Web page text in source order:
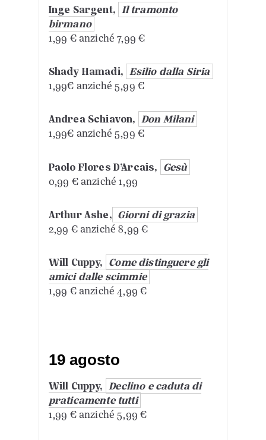
Inge Sargent, Il tramonto
birmano
1,99 € anziché 7,99 €
Shady Hamadi, Esilio dalla Siria
1,99€ anziché 5,99 €
Andrea Schiavon, Don Milani
1,99€ anziché 5,99 €
Paolo Flores D’Arcais, Gesù
0,99 € anziché 1,99
Arthur Ashe, Giorni di grazia
2,99 € anziché 8,99 €
Will Cuppy, Come distinguere gli
amici dalle scimmie
1,99 € anziché 4,99 €
19 agosto
Will Cuppy, Declino e caduta di
praticamente tutti
1,99 € anziché 5,99 €